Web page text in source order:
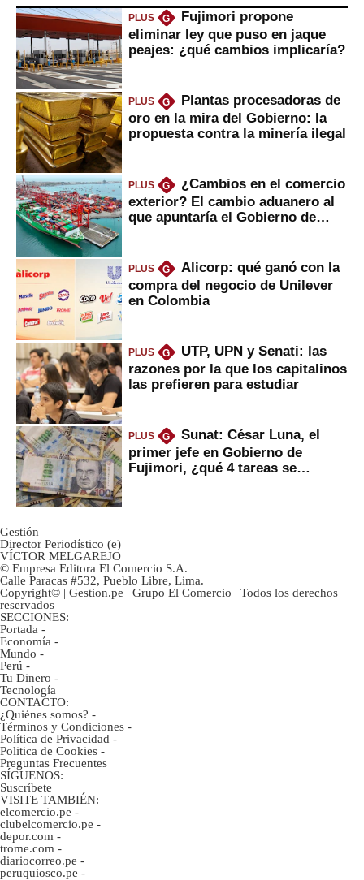
PLUS G
Fujimori propone
eliminar ley que puso en jaque
peajes: ¿qué cambios implicaría?
PLUS G
Plantas procesadoras de
oro en la mira del Gobierno: la
propuesta contra la minería ilegal
PLUS G
¿Cambios en el comercio
exterior? El cambio aduanero al
que apuntaría el Gobierno de
PLUS G
Alicorp: qué ganó con la
compra del negocio de Unilever
en Colombia
PLUS G
UTP, UPN y Senati: las
razones por la que los capitalinos
las prefieren para estudiar
PLUS G
Sunat: César Luna, el
primer jefe en Gobierno de
Fujimori, ¿qué 4 tareas se
Gestión
Director Periodístico (e)
VÍCTOR MELGAREJO
© Empresa Editora El Comercio S.A.
Calle Paracas #532, Pueblo Libre, Lima.
Copyright© | Gestion.pe | Grupo El Comercio | Todos los derechos
reservados
SECCIONES:
Portada -
Economía -
Mundo -
Perú -
Tu Dinero -
Tecnología
CONTACTO:
¿Quiénes somos? -
Términos y Condiciones -
Política de Privacidad -
Politica de Cookies -
Preguntas Frecuentes
SÍGUENOS:
Suscríbete
VISITE TAMBIÉN:
elcomercio.pe -
clubelcomercio.pe -
depor.com -
trome.com -
diariocorreo.pe -
peruquiosco.pe -